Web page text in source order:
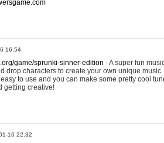
16:54
game/sprunki-sinner-edition - A super fun
drop characters to create your own unique
to use and you can make some pretty cool
getting creative!
16 22:32